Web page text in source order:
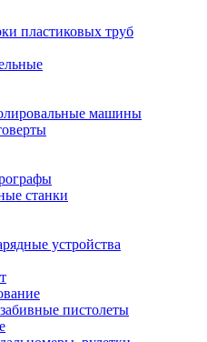
пластиковых труб
машины
станки
устройства
пистолеты